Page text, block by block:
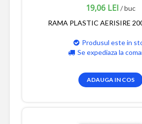
19,06 LEI / buc
RAMA PLASTIC AERISIRE
Produsul este in
Se expediaza la
ADAUGA IN COS